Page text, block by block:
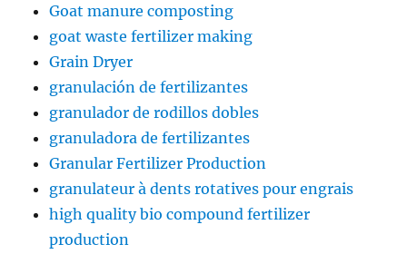
Goat manure composting
goat waste fertilizer making
Grain Dryer
granulación de fertilizantes
granulador de rodillos dobles
granuladora de fertilizantes
Granular Fertilizer Production
granulateur à dents rotatives pour engrais
high quality bio compound fertilizer
production